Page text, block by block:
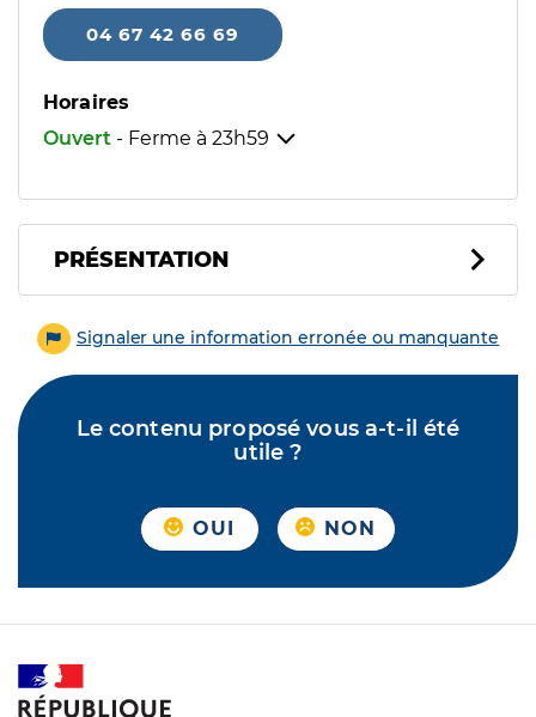
04 67 42 66 69
Horaires
Ouvert - Ferme à 23h59
PRÉSENTATION
Signaler une information erronée ou manquante
Le contenu proposé vous a-t-il été
utile ?
OUI NON